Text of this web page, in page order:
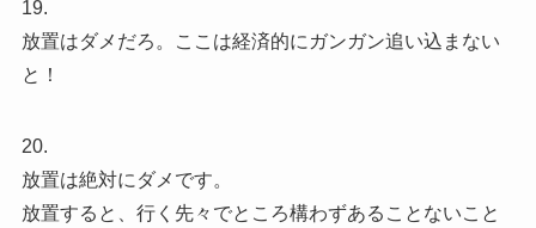
19.
放置はダメだろ。ここは経済的にガンガン追い込まない
と！
20.
放置は絶対にダメです。
放置すると、行く先々でところ構わずあることないこと